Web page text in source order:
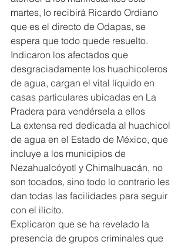
martes, lo recibirá Ricardo Ordiano
que es el directo de Odapas, se
espera que todo quede resuelto.
Indicaron los afectados que
desgraciadamente los huachicoleros
de agua, cargan el vital líquido en
casas particulares ubicadas en La
Pradera para vendérsela a ellos
La extensa red dedicada al huachicol
de agua en el Estado de México, que
incluye a los municipios de
Nezahualcóyotl y Chimalhuacán, no
son tocados, sino todo lo contrario les
dan todas las facilidades para seguir
con el ilícito.
Explicaron que se ha revelado la
presencia de grupos criminales que